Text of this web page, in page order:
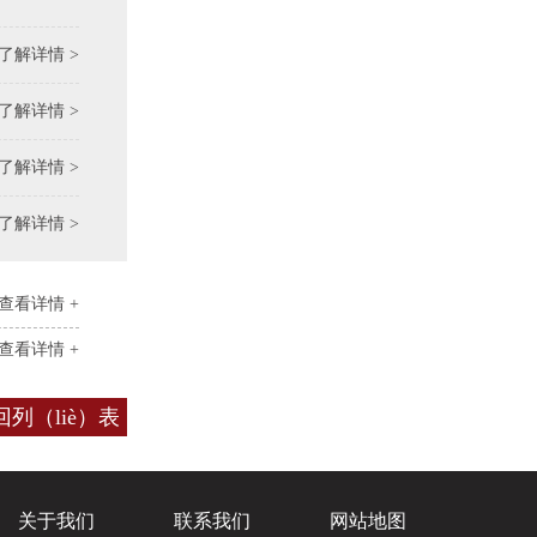
了解详情 >
了解详情 >
了解详情 >
了解详情 >
看详情 +
看详情 +
列（liè）表
关于我们 联系我们 网站地图